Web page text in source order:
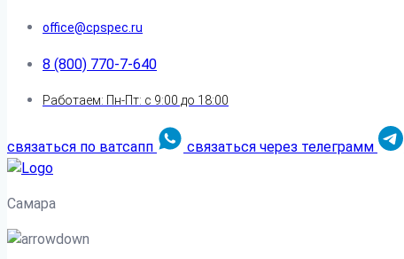
office@cpspec.ru
8 (800) 770-7-640
Работаем: Пн-Пт: с 9:00 до 18:00
связаться по ватсапп связаться через телеграмм
Самара